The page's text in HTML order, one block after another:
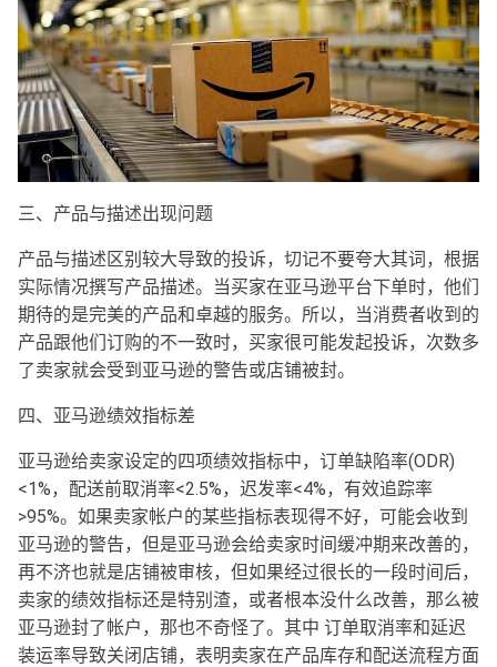
三、产品与描述出现问题
产品与描述区别较大导致的投诉，切记不要夸大其词，根据
实际情况撰写产品描述。当买家在亚马逊平台下单时，他们
期待的是完美的产品和卓越的服务。所以，当消费者收到的
产品跟他们订购的不一致时，买家很可能发起投诉，次数多
了卖家就会受到亚马逊的警告或店铺被封。
四、亚马逊绩效指标差
亚马逊给卖家设定的四项绩效指标中，订单缺陷率(ODR)
<1%，配送前取消率<2.5%，迟发率<4%，有效追踪率
>95%。如果卖家帐户的某些指标表现得不好，可能会收到
亚马逊的警告，但是亚马逊会给卖家时间缓冲期来改善的，
再不济也就是店铺被审核，但如果经过很长的一段时间后，
卖家的绩效指标还是特别渣，或者根本没什么改善，那么被
亚马逊封了帐户，那也不奇怪了。其中 订单取消率和延迟
装运率导致关闭店铺，表明卖家在产品库存和配送流程方面